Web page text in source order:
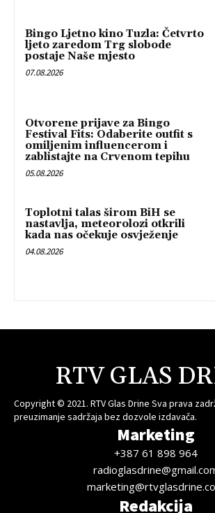
Bingo Ljetno kino Tuzla: Četvrto
ljeto zaredom Trg slobode
postaje Naše mjesto
07.08.2026
Otvorene prijave za Bingo
Festival Fits: Odaberite outfit s
omiljenim influencerom i
zablistajte na Crvenom tepihu
05.08.2026
Toplotni talas širom BiH se
nastavlja, meteorolozi otkrili
kada nas očekuje osvježenje
04.08.2026
RTV GLAS
Copyright © 2021. RTV Glas Drine Sva prava
preuzimanje sadržaja bez dozvole izdavača.
Marketing
+387 61 898 964
Redakcija